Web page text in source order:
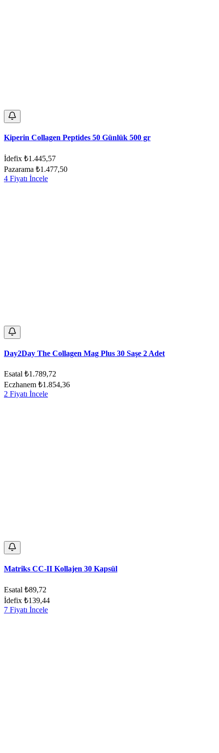
Kiperin Collagen Peptides 50 Günlük 500 gr
İdefix ₺1.445,57
Pazarama ₺1.477,50
4 Fiyatı İncele
Day2Day The Collagen Mag Plus 30 Saşe 2 Adet
Esatal ₺1.789,72
Eczhanem ₺1.854,36
2 Fiyatı İncele
Matriks CC-II Kollajen 30 Kapsül
Esatal ₺89,72
İdefix ₺139,44
7 Fiyatı İncele